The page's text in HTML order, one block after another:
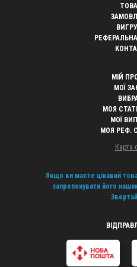
МІЙ
МОЇ
МОЯ
МОЇ
МОЯ РЕФ.
Карта
Якщо ви маєте цікавий
запропонувати його